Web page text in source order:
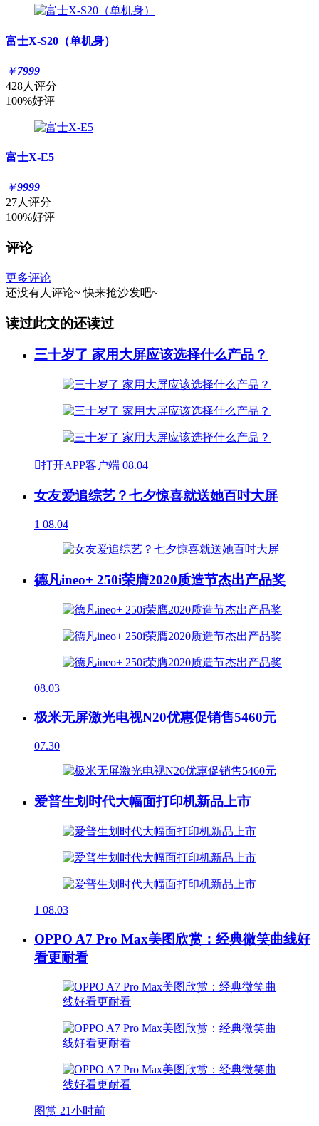
富士X-S20（单机身）
￥7999
428人评分
100%好评
富士X-E5
￥9999
27人评分
100%好评
评论
更多评论
还没有人评论~ 快来抢沙发吧~
读过此文的还读过
三十岁了 家用大屏应该选择什么产品？
打开APP客户端 08.04
女友爱追综艺？七夕惊喜就送她百吋大屏
1 08.04
德凡ineo+ 250i荣膺2020质造节杰出产品奖
08.03
极米无屏激光电视N20优惠促销售5460元
07.30
爱普生划时代大幅面打印机新品上市
1 08.03
OPPO A7 Pro Max美图欣赏：经典微笑曲线好
看更耐看
图赏 21小时前